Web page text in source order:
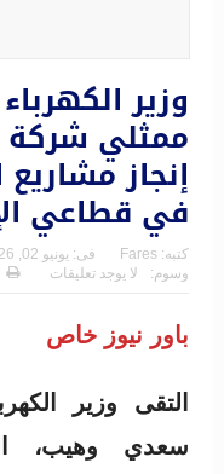
وزير
إنجاز
في قطاعي
كتبه: Fares فى: يونيو 02, 2026
وسوم:
لا يوجد تعليقات
باور نيوز خاص
التقى وزير